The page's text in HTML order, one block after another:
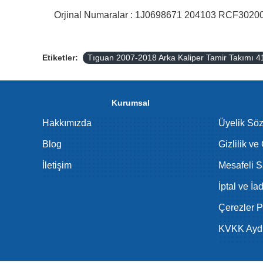
Orjinal Numaralar : 1J0698671 204103
Etiketler: Tıguan 2007-2018 Arka Kaliper Tamir Takımı
Kurumsal
Hakkımızda
Blog
İletişim
Üyelik
Gizlilik ve
Mesafeli
İptal ve
Çerezler
KVKK